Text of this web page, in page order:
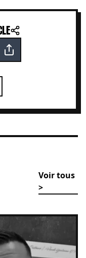
Voir tous
>